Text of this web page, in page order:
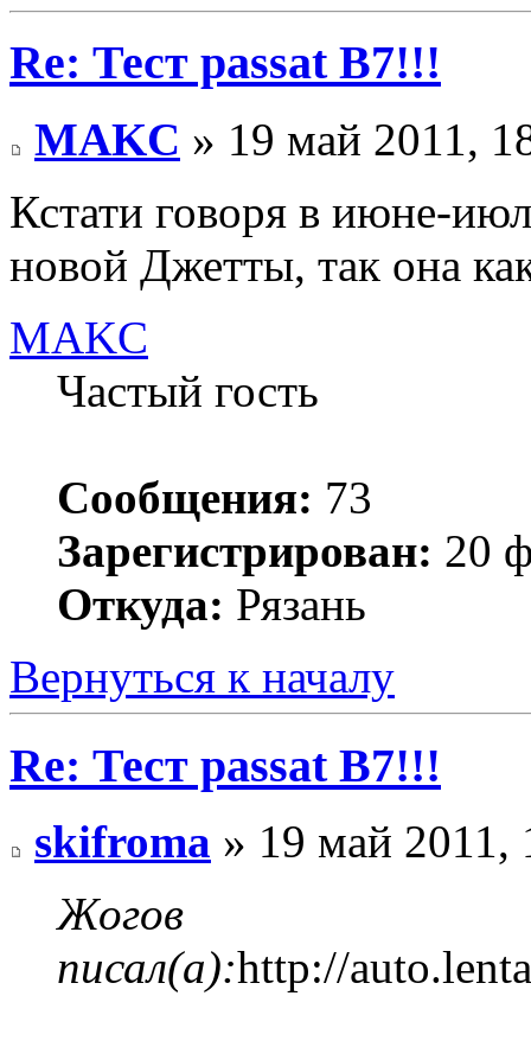
Re: Тест passat B7!!!
MAKC » 19 май 2011,
Кстати говоря в июне-
новой Джетты, так она
MAKC
Частый гость
Сообщения: 73
Зарегистрирован: 20
Откуда: Рязань
Вернуться к началу
Re: Тест passat B7!!!
skifroma » 19 май 2011,
Жогов
писал(а):http://